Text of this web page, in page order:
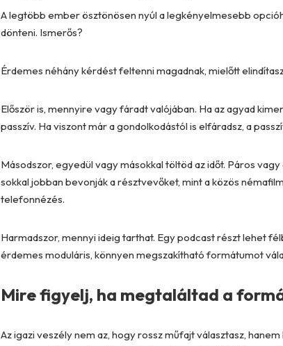
A legtöbb ember ösztönösen nyúl a legkényelmesebb
dönteni. Ismerős?
Érdemes néhány kérdést feltenni magadnak, mielőtt
Először is, mennyire vagy fáradt valójában. Ha az agyad
passzív. Ha viszont már a gondolkodástól is elfáradsz, a
Másodszor, egyedül vagy másokkal töltöd az időt. Páros
sokkal jobban bevonják a résztvevőket, mint a közös
telefonnézés.
Harmadszor, mennyi ideig tarthat. Egy podcast részt lehet
érdemes moduláris, könnyen megszakítható formátumot
Mire figyelj, ha megtaláltad a
Az igazi veszély nem az, hogy rossz műfajt választasz,